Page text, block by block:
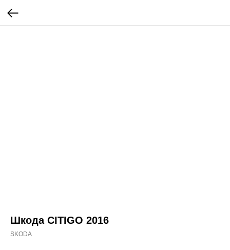
Шкода CITIGO 2016
SKODA